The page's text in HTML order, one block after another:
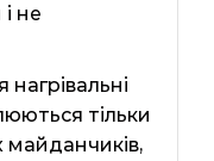
не
тільки
майданчиків,